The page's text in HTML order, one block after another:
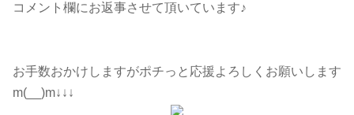
コメント欄にお返事させて頂いています♪
お手数おかけしますがポチっと応援よろしくお願いします
m(__)m↓↓↓